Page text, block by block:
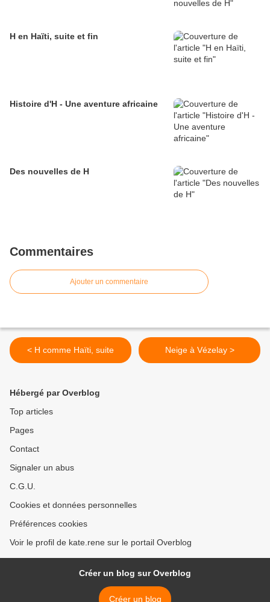
H en Haïti, suite et fin
Histoire d'H - Une aventure africaine
Des nouvelles de H
Commentaires
Ajouter un commentaire
< H comme Haïti, suite Neige à Vézelay >
Hébergé par Overblog
Top articles
Pages
Contact
Signaler un abus
C.G.U.
Cookies et données personnelles
Préférences cookies
Voir le profil de kate.rene sur le portail Overblog
Créer un blog sur Overblog
Créer un blog